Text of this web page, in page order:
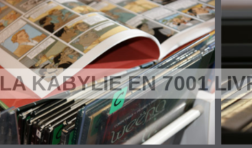
LA KABYLIE EN 7001